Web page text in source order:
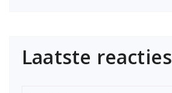
Laatste reacties